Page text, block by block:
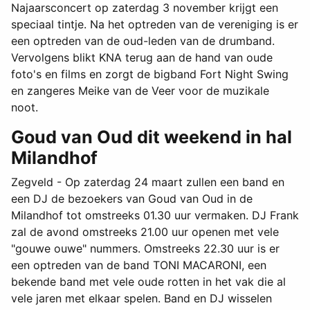
Najaarsconcert op zaterdag 3 november krijgt een
speciaal tintje. Na het optreden van de vereniging is er
een optreden van de oud-leden van de drumband.
Vervolgens blikt KNA terug aan de hand van oude
foto's en films en zorgt de bigband Fort Night Swing
en zangeres Meike van de Veer voor de muzikale
noot.
Goud van Oud dit weekend in hal
Milandhof
Zegveld - Op zaterdag 24 maart zullen een band en
een DJ de bezoekers van Goud van Oud in de
Milandhof tot omstreeks 01.30 uur vermaken. DJ Frank
zal de avond omstreeks 21.00 uur openen met vele
"gouwe ouwe" nummers. Omstreeks 22.30 uur is er
een optreden van de band TONI MACARONI, een
bekende band met vele oude rotten in het vak die al
vele jaren met elkaar spelen. Band en DJ wisselen